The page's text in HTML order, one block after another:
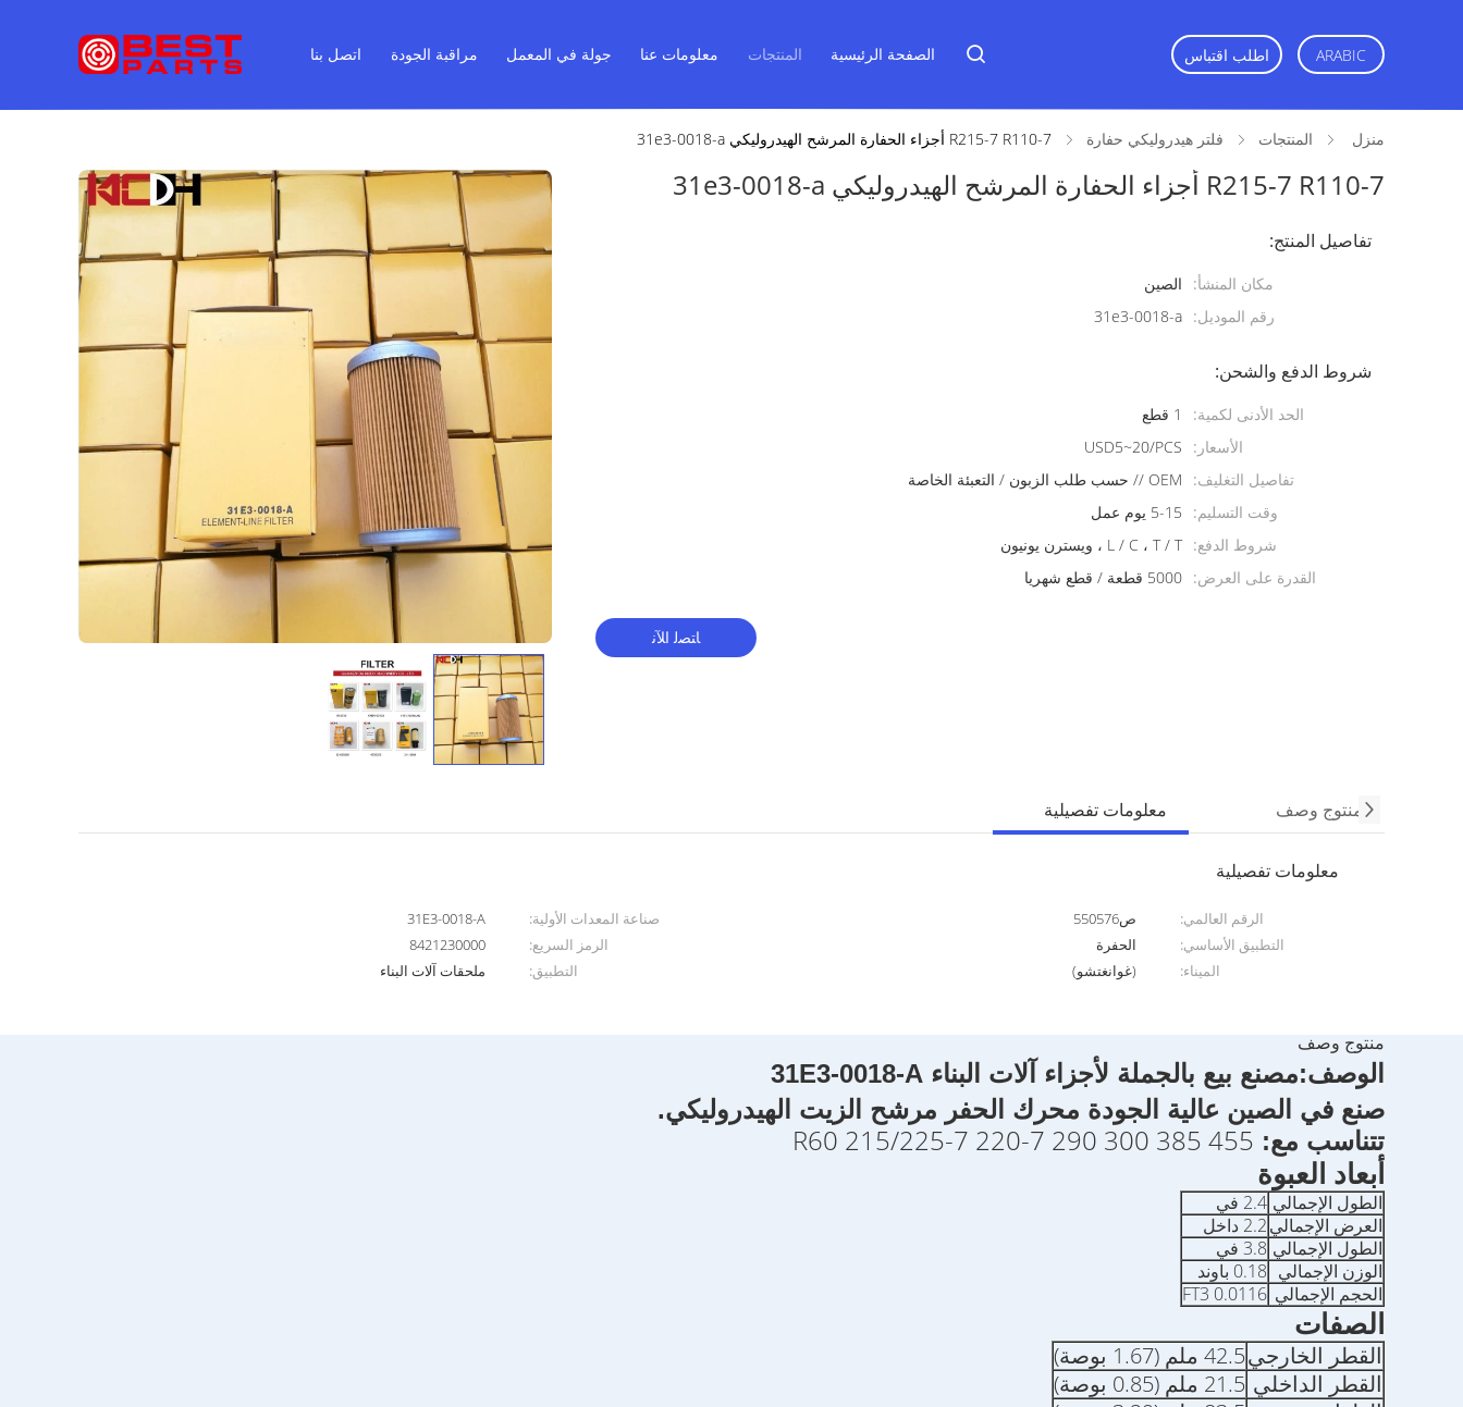
الصفحة الرئيسية المنتجات معلومات عنا جولة في المعمل مراقبة الجودة اتصل بنا اطلب اقتباس ARABIC
منزل المنتجات فلتر هيدروليكي حفارة R215-7 R110-7 أجزاء الحفارة المرشح الهيدروليكي 31e3-0018-a
R215-7 R110-7 أجزاء الحفارة المرشح الهيدروليكي 31e3-0018-a
تفاصيل المنتج:
مكان المنشأ:
الصين
رقم الموديل: 31e3-0018-a
شروط الدفع والشحن:
الحد الأدنى لكمية:
1 قطع
الأسعار:
USD5~20/PCS
تفاصيل التغليف:
OEM // حسب طلب الزبون / التعبئة الخاصة
وقت التسليم:
5-15 يوم عمل
شروط الدفع: L / C ، T / T ، ويسترن يونيون
القدرة على العرض: 5000 قطعة / قطع شهريا
ﺎﺘﺼﻟ ﺍﻶﻧ
معلومات تفصيلية منتوج وصف
معلومات تفصيلية
الرقم العالمي: ص550576 صناعة المعدات الأولية:
31E3-0018-A
التطبيق الأساسي:
الحفرة الرمز السريع:
8421230000
الميناء:
(غوانغتشو) التطبيق: ملحقات آلات البناء
منتوج وصف
الوصف:مصنع بيع بالجملة لأجزاء آلات البناء 31E3-0018-A
صنع في الصين عالية الجودة محرك الحفر مرشح الزيت الهيدروليكي.
تتناسب مع: R60 215/225-7 220-7 290 300 385 455
أبعاد العبوة
الطول الإجمالي 2.4 في
العرض الإجمالي2.2 داخل
الطول الإجمالي 3.8 في
الوزن الإجمالي 0.18 باوند
الحجم الإجمالي 0.0116 FT3
الصفات
القطر الخارجي42.5 ملم (1.67 بوصة)
القطر الداخلي 21.5 ملم (0.85 بوصة)